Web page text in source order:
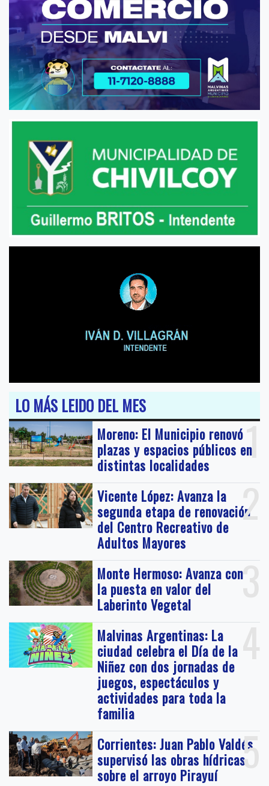
LO MÁS LEIDO DEL MES
1
Moreno: El Municipio renovó
plazas y espacios públicos en
distintas localidades
2
Vicente López: Avanza la
segunda etapa de renovación
del Centro Recreativo de
Adultos Mayores
3
Monte Hermoso: Avanza con
la puesta en valor del
Laberinto Vegetal
4
Malvinas Argentinas: La
ciudad celebra el Día de la
Niñez con dos jornadas de
juegos, espectáculos y
actividades para toda la
familia
5
Corrientes: Juan Pablo Valdés
supervisó las obras hídricas
sobre el arroyo Pirayuí